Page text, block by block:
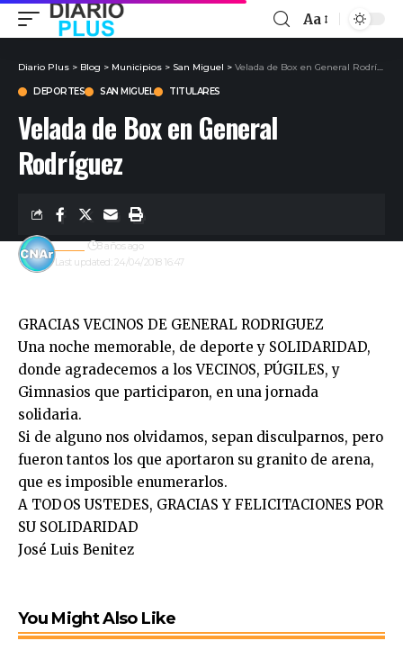
Aa
Diario Plus > Blog > Municipios > San Miguel > Velada de Box en General Rodríguez
DEPORTES SAN MIGUEL TITULARES
Velada de Box en General
Rodríguez
Last updated: 24/04/2018 16:47
admin 8 años ago
GRACIAS VECINOS DE GENERAL RODRIGUEZ
Una noche memorable, de deporte y SOLIDARIDAD,
donde agradecemos a los VECINOS, PÚGILES, y
Gimnasios que participaron, en una jornada
solidaria.
Si de alguno nos olvidamos, sepan disculparnos, pero
fueron tantos los que aportaron su granito de arena,
que es imposible enumerarlos.
A TODOS USTEDES, GRACIAS Y FELICITACIONES POR
SU SOLIDARIDAD
José Luis Benitez
You Might Also Like